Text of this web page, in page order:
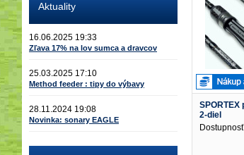
2-diel
Aktuality
16.06.2025 19:33
Zľava 17% na lov sumca a dravcov
25.03.2025 17:10
Method feeder : tipy do výbavy
28.11.2024 19:08
Novinka: sonary EAGLE